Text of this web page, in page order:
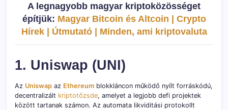
A legnagyobb magyar kriptoközösséget
építjük: Magyar Bitcoin és Altcoin | Crypto
Hírek | Útmutató | Minden, ami kriptovaluta
1. Uniswap (UNI)
Az Uniswap az Ethereum blokkláncon működő nyílt forráskódú,
decentralizált kriptotőzsde, amelyet a legjobb defi projektek
között tartanak számon. Az automata likviditási protokollt